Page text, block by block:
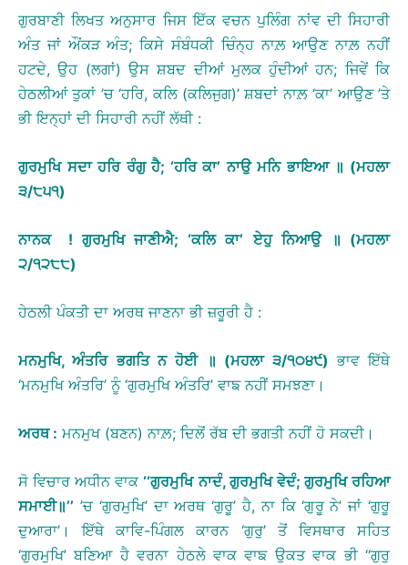
ਗੁਰਬਾਣੀ ਲਿਖਤ ਅਨੁਸਾਰ ਜਿਸ ਇੱਕ ਵਚਨ ਪੁਲਿੰਗ ਨਾਂਵ ਦੀ ਸਿਹਾਰੀ
ਅੰਤ ਜਾਂ ਔਂਕੜ ਅੰਤ; ਕਿਸੇ ਸੰਬੰਧਕੀ ਚਿੰਨ੍ਹ ਨਾਲ਼ ਆਉਣ ਨਾਲ਼ ਨਹੀਂ
ਹਟਦੇ, ਉਹ (ਲਗਾਂ) ਉਸ ਸ਼ਬਦ ਦੀਆਂ ਮੁਲਕ ਹੁੰਦੀਆਂ ਹਨ; ਜਿਵੇਂ ਕਿ
ਹੇਠਲੀਆਂ ਤੁਕਾਂ ’ਚ ‘ਹਰਿ, ਕਲਿ (ਕਲਿਜੁਗ)’ ਸ਼ਬਦਾਂ ਨਾਲ਼ ‘ਕਾ’ ਆਉਣ ’ਤੇ
ਭੀ ਇਨ੍ਹਾਂ ਦੀ ਸਿਹਾਰੀ ਨਹੀਂ ਲੱਥੀ :
ਗੁਰਮੁਖਿ ਸਦਾ ਹਰਿ ਰੰਗੁ ਹੈ; ‘ਹਰਿ ਕਾ’ ਨਾਉ ਮਨਿ ਭਾਇਆ ॥ (ਮਹਲਾ
੩/੮੫੧)
ਨਾਨਕ!ਗੁਰਮੁਖਿ ਜਾਣੀਐ; ‘ਕਲਿ ਕਾ’ ਏਹੁ ਨਿਆਉ ॥ (ਮਹਲਾ
੨/੧੨੮੮)
ਹੇਠਲੀ ਪੰਕਤੀ ਦਾ ਅਰਥ ਜਾਣਨਾ ਭੀ ਜ਼ਰੂਰੀ ਹੈ :
ਮਨਮੁਖਿ,ਅੰਤਰਿ ਭਗਤਿ ਨ ਹੋਈ ॥ (ਮਹਲਾ ੩/੧੦੪੯)ਭਾਵ ਇੱਥੇ
‘ਮਨਮੁਖਿ ਅੰਤਰਿ’ ਨੂੰ ‘ਗੁਰਮੁਖਿ ਅੰਤਰਿ’ ਵਾਙ ਨਹੀਂ ਸਮਝਣਾ।
ਅਰਥ: ਮਨਮੁਖ (ਬਣਨ) ਨਾਲ਼; ਦਿਲੋਂ ਰੱਬ ਦੀ ਭਗਤੀ ਨਹੀਂ ਹੋ ਸਕਦੀ।
ਸੋ ਵਿਚਾਰ ਅਧੀਨ ਵਾਕ‘‘ਗੁਰਮੁਖਿ ਨਾਦੰ,ਗੁਰਮੁਖਿ ਵੇਦੰ;ਗੁਰਮੁਖਿ ਰਹਿਆ
ਸਮਾਈ॥’’ ’ਚ ‘ਗੁਰਮੁਖਿ’ ਦਾ ਅਰਥ ‘ਗੁਰੂ’ ਹੈ, ਨਾ ਕਿ ‘ਗੁਰੂ ਨੇ’ ਜਾਂ ‘ਗੁਰੂ
ਦੁਆਰਾ’। ਇੱਥੇ ਕਾਵਿ-ਪਿੰਗਲ ਕਾਰਨ ‘ਗੁਰੁ’ ਤੋਂ ਵਿਸਥਾਰ ਸਹਿਤ
‘ਗੁਰਮੁਖਿ’ ਬਣਿਆ ਹੈ ਵਰਨਾ ਹੇਠਲੇ ਵਾਕ ਵਾਙ ਉਕਤ ਵਾਕ ਭੀ ‘‘ਗੁਰੁ